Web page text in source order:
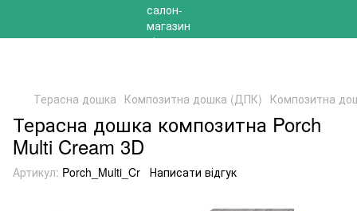
Терасна дошка Композитна дошка (ДПК) Композитна
Терасна дошка композитна Porch
Multi Cream 3D
Артикул: Porch_Multi_Cr Написати відгук